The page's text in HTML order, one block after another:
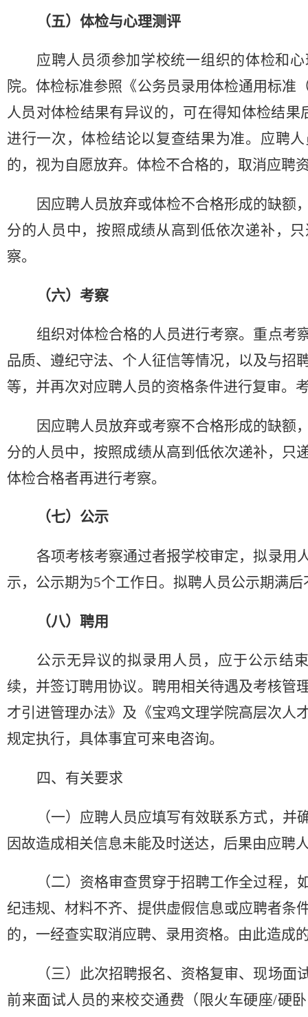
（五）体检与心理测评
应聘人员须参加学校统一组织的体检和
院。体检标准参照《公务员录用体检通用标准
人员对体检结果有异议的，可在得知体检结果
进行一次，体检结论以复查结果为准。应聘
的，视为自愿放弃。体检不合格的，取消应聘
因应聘人员放弃或体检不合格形成的缺额
分的人员中，按照成绩从高到低依次递补，
察。
（六） 考察
组织对体检合格的人员进行考察。重点考
品质、遵纪守法、个人征信等情况，以及与招
等，并再次对应聘人员的资格条件进行复审。
因应聘人员放弃或考察不合格形成的缺额
分的人员中，按照成绩从高到低依次递补，只
体检合格者再进行考察。
（七）公示
各项考核考察通过者报学校审定，拟录用
示，公示期为5个工作日。拟聘人员公示期满
（八） 聘用
公示无异议的拟录用人员，应于公示结
续，并签订聘用协议。聘用相关待遇及考核管
才引进管理办法》及《宝鸡文理学院高层次人
规定执行，具体事宜可来电咨询。
四、 有关要求
（一）应聘人员应填写有效联系方式，并
因故造成相关信息未能及时送达，后果由应聘
（二） 资格审查贯穿于招聘工作全过程，
纪违规、材料不齐、提供虚假信息或应聘者条
的，一经查实取消应聘、录用资格。由此造成
（三） 此次招聘报名、资格复审、现场面
前来面试人员的来校交通费（限火车硬座/硬